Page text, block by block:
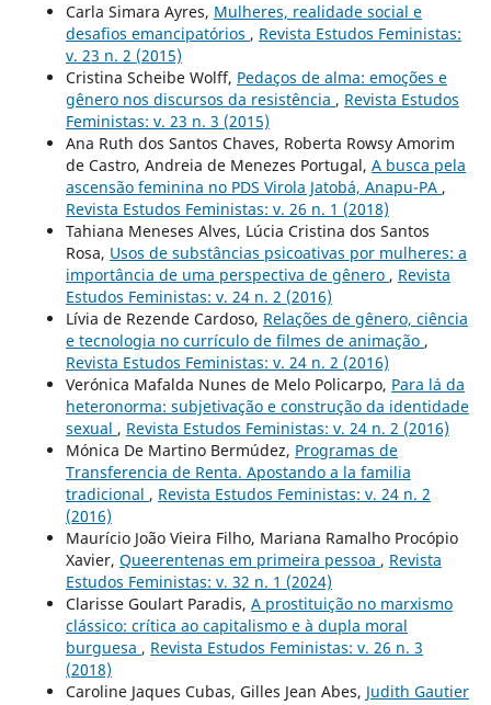
Carla Simara Ayres, Mulheres, realidade social e
desafios emancipatórios , Revista Estudos Feministas:
v. 23 n. 2 (2015)
Cristina Scheibe Wolff, Pedaços de alma: emoções e
gênero nos discursos da resistência , Revista Estudos
Feministas: v. 23 n. 3 (2015)
Ana Ruth dos Santos Chaves, Roberta Rowsy Amorim
de Castro, Andreia de Menezes Portugal, A busca pela
ascensão feminina no PDS Virola Jatobá, Anapu-PA ,
Revista Estudos Feministas: v. 26 n. 1 (2018)
Tahiana Meneses Alves, Lúcia Cristina dos Santos
Rosa, Usos de substâncias psicoativas por mulheres: a
importância de uma perspectiva de gênero , Revista
Estudos Feministas: v. 24 n. 2 (2016)
Lívia de Rezende Cardoso, Relações de gênero, ciência
e tecnologia no currículo de filmes de animação ,
Revista Estudos Feministas: v. 24 n. 2 (2016)
Verónica Mafalda Nunes de Melo Policarpo, Para lá da
heteronorma: subjetivação e construção da identidade
sexual , Revista Estudos Feministas: v. 24 n. 2 (2016)
Mónica De Martino Bermúdez, Programas de
Transferencia de Renta. Apostando a la familia
tradicional , Revista Estudos Feministas: v. 24 n. 2
(2016)
Maurício João Vieira Filho, Mariana Ramalho Procópio
Xavier, Queerentenas em primeira pessoa , Revista
Estudos Feministas: v. 32 n. 1 (2024)
Clarisse Goulart Paradis, A prostituição no marxismo
clássico: crítica ao capitalismo e à dupla moral
burguesa , Revista Estudos Feministas: v. 26 n. 3
(2018)
Caroline Jaques Cubas, Gilles Jean Abes, Judith Gautier